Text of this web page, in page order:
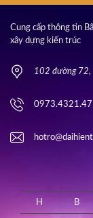
Cung cấp thông tin
xây dựng kiến trúc
102 đường 72,
H B